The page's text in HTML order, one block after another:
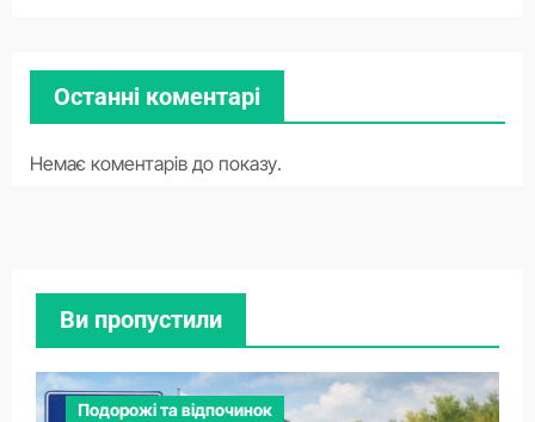
Останні коментарі
Немає коментарів до показу.
Ви пропустили
Подорожі та відпочинок